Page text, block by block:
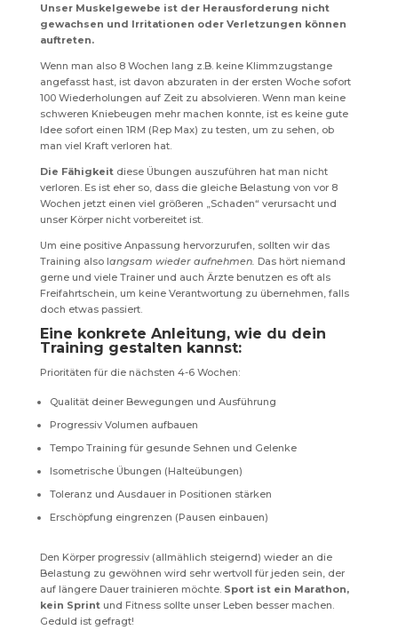
Unser Muskelgewebe ist der Herausforderung nicht
gewachsen und Irritationen oder Verletzungen können
auftreten.
Wenn man also 8 Wochen lang z.B. keine Klimmzugstange
angefasst hast, ist davon abzuraten in der ersten Woche sofort
100 Wiederholungen auf Zeit zu absolvieren. Wenn man keine
schweren Kniebeugen mehr machen konnte, ist es keine gute
Idee sofort einen 1RM (Rep Max) zu testen, um zu sehen, ob
man viel Kraft verloren hat.
Die Fähigkeitdiese Übungen auszuführen hat man nicht
verloren. Es ist eher so, dass die gleiche Belastung von vor 8
Wochen jetzt einen viel größeren „Schaden“ verursacht und
unser Körper nicht vorbereitet ist.
Um eine positive Anpassung hervorzurufen, sollten wir das
Training also langsam wieder aufnehmen. Das hört niemand
gerne und viele Trainer und auch Ärzte benutzen es oft als
Freifahrtschein, um keine Verantwortung zu übernehmen, falls
doch etwas passiert.
Eine konkrete Anleitung, wie du dein
Training gestalten kannst:
Prioritäten für die nächsten 4-6 Wochen:
Qualität deiner Bewegungen und Ausführung
Progressiv Volumen aufbauen
Tempo Training für gesunde Sehnen und Gelenke
Isometrische Übungen (Halteübungen)
Toleranz und Ausdauer in Positionen stärken
Erschöpfung eingrenzen (Pausen einbauen)
Den Körper progressiv (allmählich steigernd) wieder an die
Belastung zu gewöhnen wird sehr wertvoll für jeden sein, der
auf längere Dauer trainieren möchte. Sport ist ein Marathon,
kein Sprintund Fitness sollte unser Leben besser machen.
Geduld ist gefragt!